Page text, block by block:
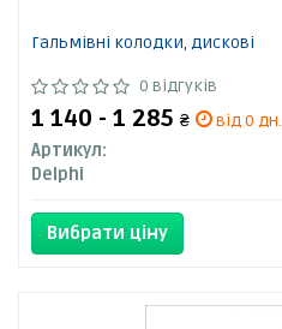
Гальмівні колодки, дискові
0 відгуків
1 140 - 1 285 ₴
від 0 дн.
Артикул:
Delphi
Вибрати ціну